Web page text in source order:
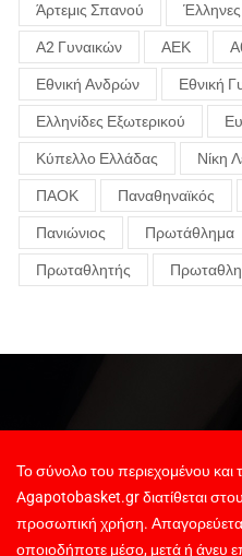
Άρτεμις Σπανού
Α2 Γυναικών ΑΕΚ
Εθνική Ανδρών Εθνική
Ελληνίδες Εξωτερικού
Κύπελλο Ελλάδας Νίκη
ΠΑΟΚ Παναθηναϊκός
Πανιώνιος Πρωτάθλημα
Πρωταθλητής
Το σύνολο του περιεχομένου
Agapotobasket.gr διατίθεται
προσωπική χρήση.
οποιοδήποτε μέσο, μετά ή άνευ